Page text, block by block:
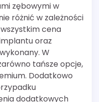
zębowymi w
różnić w zależności
cena
oraz
W
tańsze opcje,
Dodatkowo
dodatkowych